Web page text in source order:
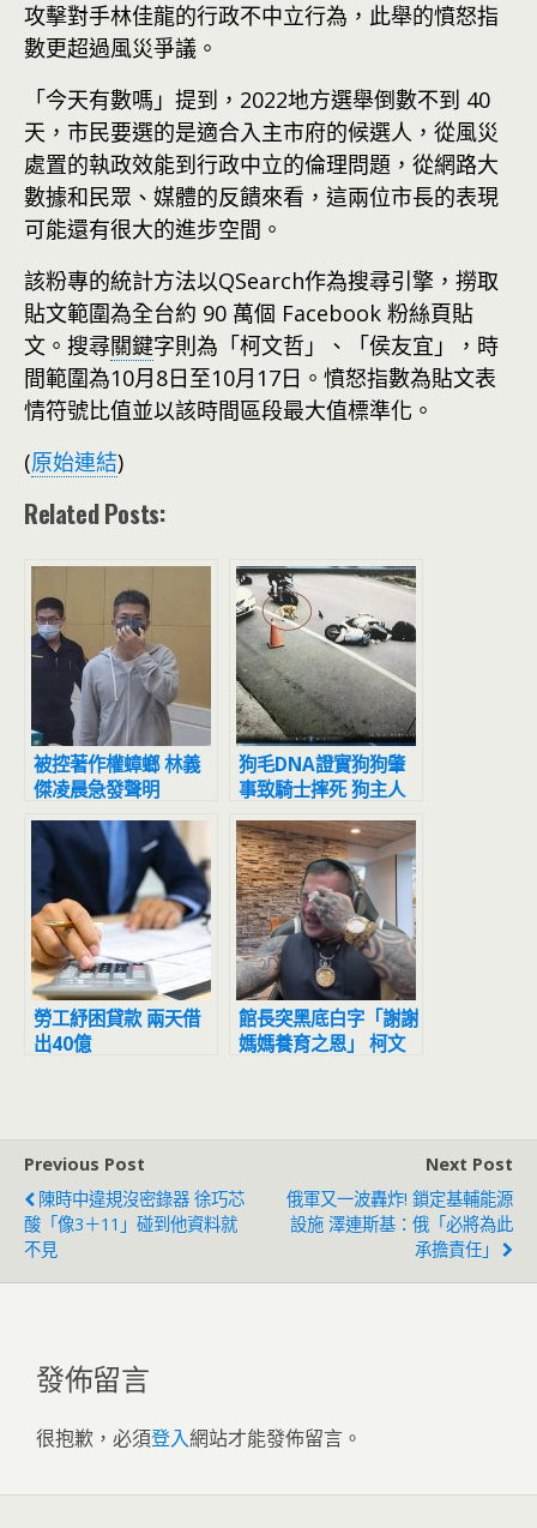
攻擊對手林佳龍的行政不中立行為，此舉的憤怒指
數更超過風災爭議。
「今天有數嗎」提到，2022地方選舉倒數不到 40
天，市民要選的是適合入主市府的候選人，從風災
處置的執政效能到行政中立的倫理問題，從網路大
數據和民眾、媒體的反饋來看，這兩位市長的表現
可能還有很大的進步空間。
該粉專的統計方法以QSearch作為搜尋引擎，撈取
貼文範圍為全台約 90 萬個 Facebook 粉絲頁貼
文。搜尋關鍵字則為「柯文哲」、「侯友宜」，時
間範圍為10月8日至10月17日。憤怒指數為貼文表
情符號比值並以該時間區段最大值標準化。
(原始連結)
Related Posts:
被控著作權蟑螂 林義
傑凌晨急發聲明
狗毛DNA證實狗狗肇
事致騎士摔死 狗主人
替狗入監
勞工紓困貸款 兩天借
出40億
館長突黑底白字「謝謝
媽媽養育之恩」 柯文
Previous Post
陳時中違規沒密錄器 徐巧芯
酸「像3＋11」碰到他資料就
不見
Next Post
俄軍又一波轟炸! 鎖定基輔能源
設施 澤連斯基：俄「必將為此
承擔責任」
發佈留言
很抱歉，必須登入網站才能發佈留言。